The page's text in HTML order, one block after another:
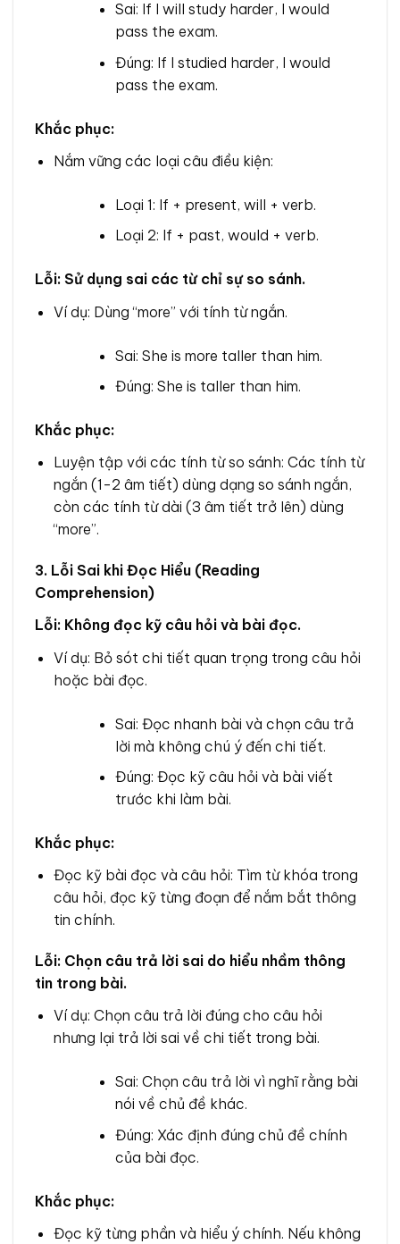
Sai: If I will study harder, I would
pass the exam.
Đúng: If I studied harder, I would
pass the exam.
Khắc phục:
Nắm vững các loại câu điều kiện:
Loại 1: If + present, will + verb.
Loại 2: If + past, would + verb.
Lỗi: Sử dụng sai các từ chỉ sự so sánh.
Ví dụ: Dùng “more” với tính từ ngắn.
Sai: She is more taller than him.
Đúng: She is taller than him.
Khắc phục:
Luyện tập với các tính từ so sánh: Các tính từ
ngắn (1-2 âm tiết) dùng dạng so sánh ngắn,
còn các tính từ dài (3 âm tiết trở lên) dùng
“more”.
3. Lỗi Sai khi Đọc Hiểu (Reading
Comprehension)
Lỗi: Không đọc kỹ câu hỏi và bài đọc.
Ví dụ: Bỏ sót chi tiết quan trọng trong câu hỏi
hoặc bài đọc.
Sai: Đọc nhanh bài và chọn câu trả
lời mà không chú ý đến chi tiết.
Đúng: Đọc kỹ câu hỏi và bài viết
trước khi làm bài.
Khắc phục:
Đọc kỹ bài đọc và câu hỏi: Tìm từ khóa trong
câu hỏi, đọc kỹ từng đoạn để nắm bắt thông
tin chính.
Lỗi: Chọn câu trả lời sai do hiểu nhầm thông
tin trong bài.
Ví dụ: Chọn câu trả lời đúng cho câu hỏi
nhưng lại trả lời sai về chi tiết trong bài.
Sai: Chọn câu trả lời vì nghĩ rằng bài
nói về chủ đề khác.
Đúng: Xác định đúng chủ đề chính
của bài đọc.
Khắc phục:
Đọc kỹ từng phần và hiểu ý chính. Nếu không